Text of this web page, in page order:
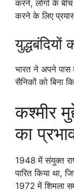
करने, लोगों के बीच
करने के लिए
युद्धबंदियों
भारत ने अपने पास
सैनिकों को बिना
कश्मीर
का
1948 में संयुक्त
पारित किया था,
1972 में शिमला